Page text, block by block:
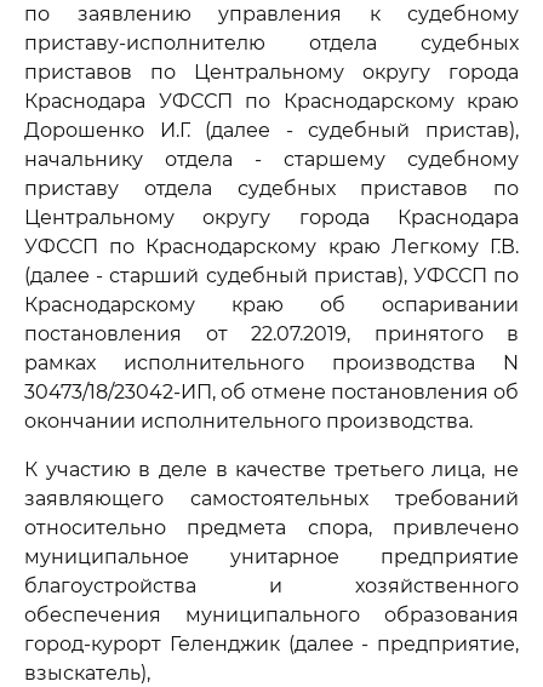
по заявлению управления к судебному
приставу-исполнителю отдела судебных
приставов по Центральному округу города
Краснодара УФССП по Краснодарскому краю
Дорошенко И.Г. (далее - судебный пристав),
начальнику отдела - старшему судебному
приставу отдела судебных приставов по
Центральному округу города Краснодара
УФССП по Краснодарскому краю Легкому Г.В.
(далее - старший судебный пристав), УФССП по
Краснодарскому краю об оспаривании
постановления от 22.07.2019, принятого в
рамках исполнительного производства N
30473/18/23042-ИП, об отмене постановления об
окончании исполнительного производства.
К участию в деле в качестве третьего лица, не
заявляющего самостоятельных требований
относительно предмета спора, привлечено
муниципальное унитарное предприятие
благоустройства и хозяйственного
обеспечения муниципального образования
город-курорт Геленджик (далее - предприятие,
взыскатель),